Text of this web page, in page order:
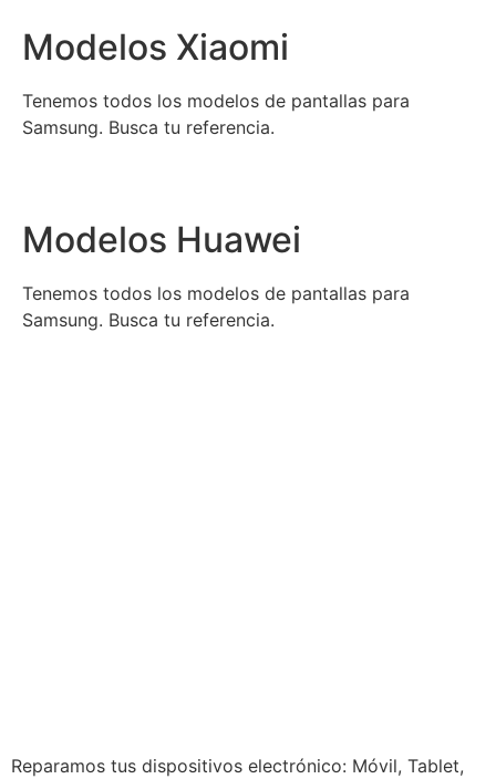
Modelos Xiaomi
Tenemos todos los modelos de pantallas para
Samsung. Busca tu referencia.
Modelos Huawei
Tenemos todos los modelos de pantallas para
Samsung. Busca tu referencia.
Reparamos tus dispositivos electrónico: Móvil, Tablet,